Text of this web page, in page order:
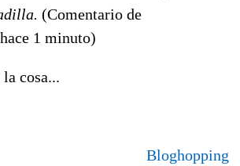
(Comentario de
1 minuto)
cosa...
Bloghopping